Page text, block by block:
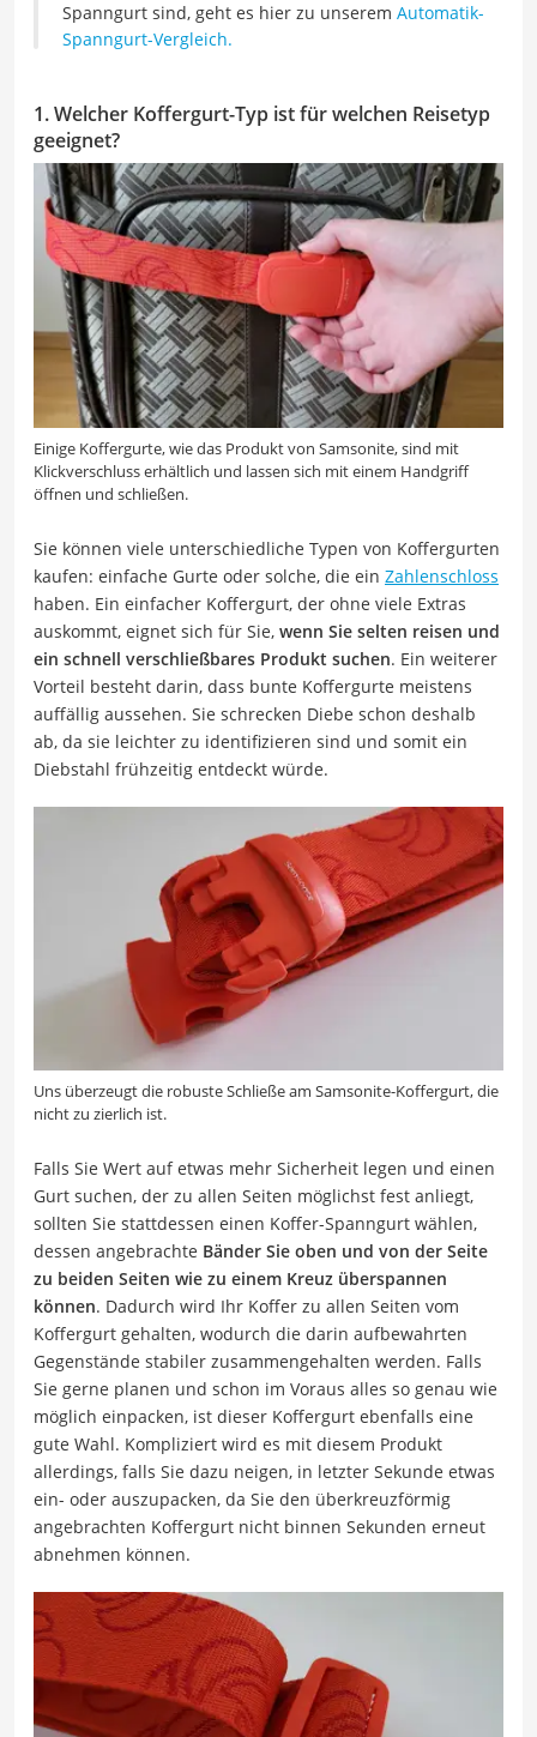
Spanngurt sind, geht es hier zu unserem Automatik-
Spanngurt-Vergleich.
1. Welcher Koffergurt-Typ ist für welchen Reisetyp
geeignet?
Einige Koffergurte, wie das Produkt von Samsonite, sind mit
Klickverschluss erhältlich und lassen sich mit einem Handgriff
öffnen und schließen.
Sie können viele unterschiedliche Typen von Koffergurten
kaufen: einfache Gurte oder solche, die ein Zahlenschloss
haben. Ein einfacher Koffergurt, der ohne viele Extras
auskommt, eignet sich für Sie, wenn Sie selten reisen und
ein schnell verschließbares Produkt suchen. Ein weiterer
Vorteil besteht darin, dass bunte Koffergurte meistens
auffällig aussehen. Sie schrecken Diebe schon deshalb
ab, da sie leichter zu identifizieren sind und somit ein
Diebstahl frühzeitig entdeckt würde.
Uns überzeugt die robuste Schließe am Samsonite-Koffergurt, die
nicht zu zierlich ist.
Falls Sie Wert auf etwas mehr Sicherheit legen und einen
Gurt suchen, der zu allen Seiten möglichst fest anliegt,
sollten Sie stattdessen einen Koffer-Spanngurt wählen,
dessen angebrachte Bänder Sie oben und von der Seite
zu beiden Seiten wie zu einem Kreuz überspannen
können. Dadurch wird Ihr Koffer zu allen Seiten vom
Koffergurt gehalten, wodurch die darin aufbewahrten
Gegenstände stabiler zusammengehalten werden. Falls
Sie gerne planen und schon im Voraus alles so genau wie
möglich einpacken, ist dieser Koffergurt ebenfalls eine
gute Wahl. Kompliziert wird es mit diesem Produkt
allerdings, falls Sie dazu neigen, in letzter Sekunde etwas
ein- oder auszupacken, da Sie den überkreuzförmig
angebrachten Koffergurt nicht binnen Sekunden erneut
abnehmen können.